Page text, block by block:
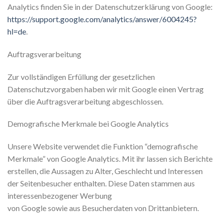
Analytics finden Sie in der Datenschutzerklärung von Google:
https://support.google.com/analytics/answer/6004245?
hl=de.
Auftragsverarbeitung
Zur vollständigen Erfüllung der gesetzlichen
Datenschutzvorgaben haben wir mit Google einen Vertrag
über die Auftragsverarbeitung abgeschlossen.
Demografische Merkmale bei Google Analytics
Unsere Website verwendet die Funktion “demografische
Merkmale” von Google Analytics. Mit ihr lassen sich Berichte
erstellen, die Aussagen zu Alter, Geschlecht und Interessen
der Seitenbesucher enthalten. Diese Daten stammen aus
interessenbezogener Werbung
von Google sowie aus Besucherdaten von Drittanbietern.